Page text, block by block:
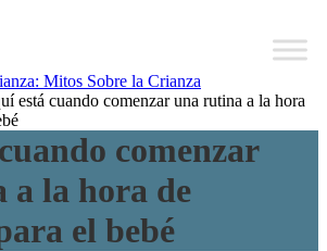
Mitos Sobre la Crianza
está cuando comenzar una rutina a la hora
comenzar
la hora de
el bebé